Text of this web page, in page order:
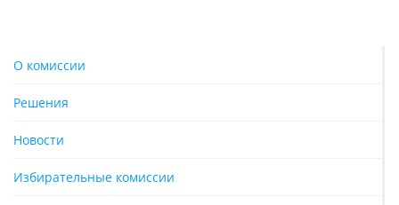
О комиссии
Решения
Новости
Избирательные комиссии